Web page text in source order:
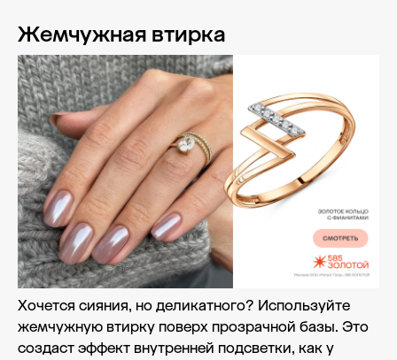
Жемчужная втирка
Хочется сияния, но деликатного? Используйте
жемчужную втирку поверх прозрачной базы. Это
создаст эффект внутренней подсветки, как у